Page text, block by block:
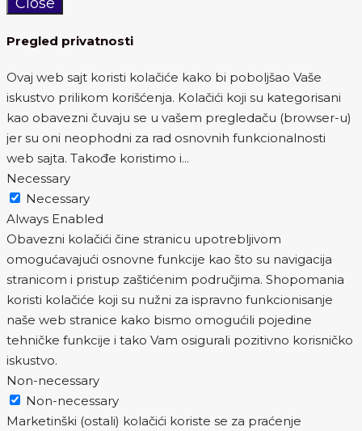
Close
Pregled privatnosti
Ovaj web sajt koristi kolačiće kako bi poboljšao Vaše
iskustvo prilikom korišćenja. Kolačići koji su kategorisani
kao obavezni čuvaju se u vašem pregledaču (browser-u)
jer su oni neophodni za rad osnovnih funkcionalnosti
web sajta. Takođe koristimo i...
Necessary
Necessary
Always Enabled
Obavezni kolačići čine stranicu upotrebljivom
omogućavajući osnovne funkcije kao što su navigacija
stranicom i pristup zaštićenim područjima. Shopomania
koristi kolačiće koji su nužni za ispravno funkcionisanje
naše web stranice kako bismo omogućili pojedine
tehničke funkcije i tako Vam osigurali pozitivno korisničko
iskustvo.
Non-necessary
Non-necessary
Marketinški (ostali) kolačići koriste se za praćenje